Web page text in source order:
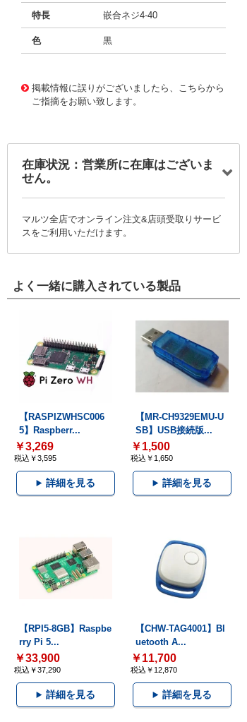
特長 嵌合ネジ4-40
色 黒
掲載情報に誤りがございましたら、こちらから
ご指摘をお願い致します。
在庫状況：営業所に在庫はございま
せん。
マルツ全店でオンライン注文&店頭受取りサービ
スをご利用いただけます。
よく一緒に購入されている製品
【RASPIZWHSC006
5】Raspberr...
￥3,269
税込￥3,595
詳細を見る
【MR-CH9329EMU-U
SB】USB接続版...
￥1,500
税込￥1,650
詳細を見る
【RPI5-8GB】Raspbe
rry Pi 5...
￥33,900
税込￥37,290
詳細を見る
【CHW-TAG4001】Bl
uetooth A...
￥11,700
税込￥12,870
詳細を見る